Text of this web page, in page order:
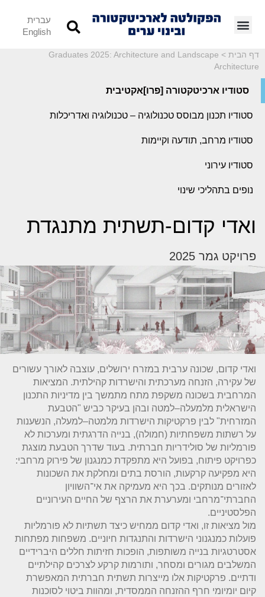
עברית
English
דף הבית >
Graduates 2025: Architecture and Landscape
Architecture
סטודיו ארכיטקטורה [פרו]אקטיבית
סטודיו תכנון מבוסס טכנולוגיה – טכנולוגיה ואדריכלות
סטודיו מרחב, תודעה וקיימות
סטודיו עירוני
נופים בתהליכי שינוי
ואדי קדום-תשתית מתנגדת
פרויקט גמר 2025
ואדי קדום, שכונה ערבית במזרח ירושלים, עוצבה לאורך עשורים
של עקירה, הזנחה מערכתית והישרדות קהילתית. המציאות
המרחבית בשכונה משקפת מתח מתמשך בין מדיניות התכנון
הישראלית מלמעלה–למטה ובהן בעיקר כביש "הטבעת
המזרחית" לבין פרקטיקות הישרדות מלמטה–למעלה, הנשענות
על רשתות משפחתיות (חמולה), בנייה הדרגתית ומערכות לא
פורמליות של סולידריות חברתית. בעוד שדרך הטבעת מוצגת
כפרויקט פיתוח, בפועל היא מתפקדת כמנגנון של פירוק מרחבי:
היא מפקיעה קרקעות, הורסת בתים ומחלקת את השכונות
לאזורים מנותקים. בכך היא מעמיקה את אי־השוויון
החברתי־מרחבי ומערערת את הרצף של החיים העירוניים
הפלסטיניים.
מול מציאות זו, ואדי קדום ממחיש כיצד תשתיות לא פורמליות
פועלות כמנגנוני הישרדות והתנגדות חיוניים. משפחות מפתחות
אסטרטגיות בנייה משותפות, הופכות חזיתות חללים היברידיים
המשלבים מגורים ומסחר, ותורמות קרקע לצרכים קהילתיים
ודתיים. פרקטיקות אלו מייצרות תשתית חברתית המאפשרת
קיום יומיומי חרף ההזנחה הממסדית, ומהוות ביטוי לסוכנות